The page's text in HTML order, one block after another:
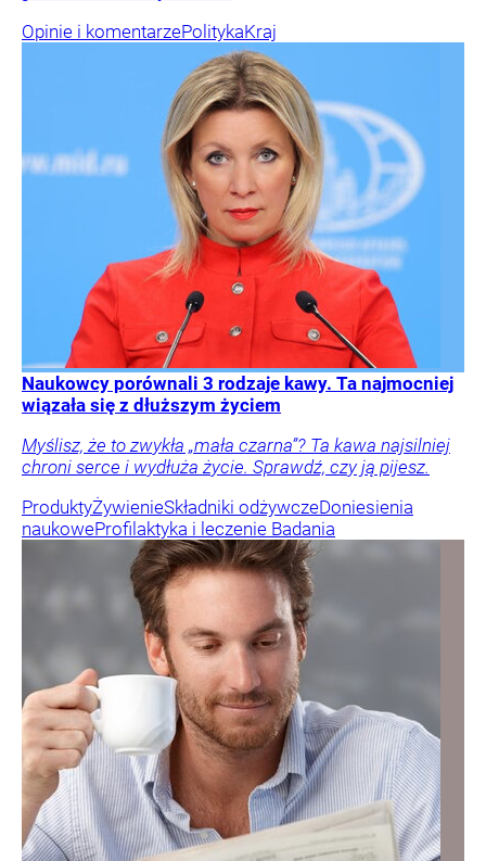
Opinie i komentarzePolitykaKraj
Naukowcy porównali 3 rodzaje kawy. Ta najmocniej
wiązała się z dłuższym życiem
Myślisz, że to zwykła „mała czarna”? Ta kawa najsilniej
chroni serce i wydłuża życie. Sprawdź, czy ją pijesz.
ProduktyŻywienieSkładniki odżywczeDoniesienia
naukoweProfilaktyka i leczenie Badania